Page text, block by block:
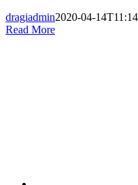
dragiadmin2020-04-
Read More